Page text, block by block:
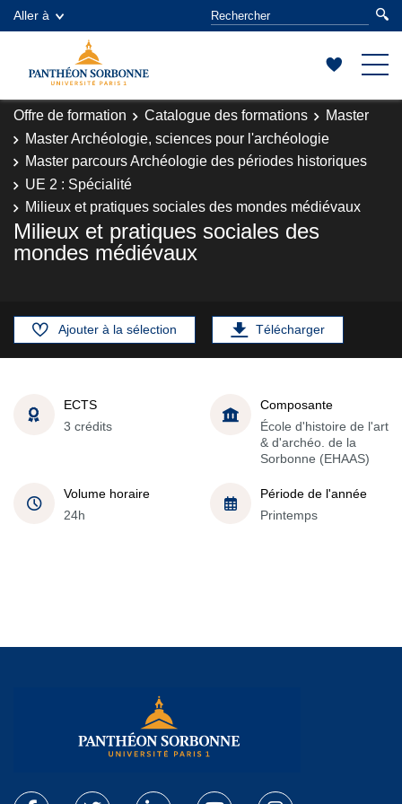
Aller à
Offre de formation Catalogue des formations
Master
Master Archéologie, sciences pour l'archéologie
Master parcours Archéologie des périodes historiques
UE 2 : Spécialité
Milieux et pratiques sociales des mondes médiévaux
Milieux et pratiques sociales des
mondes médiévaux
Ajouter à la sélection Télécharger
ECTS
3 crédits
Composante
École d'histoire de l'art
& d'archéo. de la
Sorbonne (EHAAS)
Volume horaire
24h
Période de l'année
Printemps